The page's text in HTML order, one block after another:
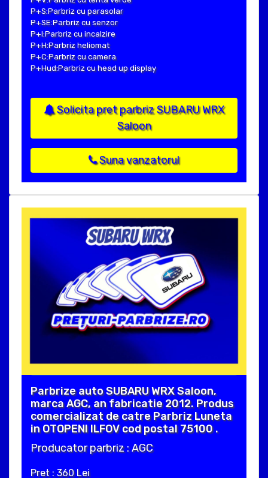
P+S:Parbriz cu parasolar
P+SE:Parbriz cu senzor
P+I:Parbriz cu incalzire
P+H:Parbriz heliomat
P+C:Parbriz cu camera
P+Hud:Parbriz cu head up display
Solicita pret parbriz SUBARU WRX
Saloon
Suna vanzatorul
Parbrize auto SUBARU WRX Saloon,
marca AGC, an fabricatie 2012. Produs
comercializat de catre Parbriz Luneta
in OTOPENI ILFOV cod postal 75100 .
Producator parbriz : AGC
Pret : 360 Lei